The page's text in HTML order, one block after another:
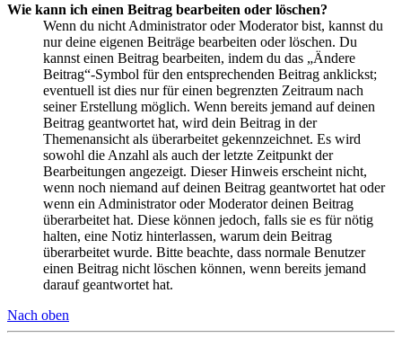
Wie kann ich einen Beitrag bearbeiten oder löschen?
Wenn du nicht Administrator oder Moderator bist, kannst du
nur deine eigenen Beiträge bearbeiten oder löschen. Du
kannst einen Beitrag bearbeiten, indem du das „Ändere
Beitrag“-Symbol für den entsprechenden Beitrag anklickst;
eventuell ist dies nur für einen begrenzten Zeitraum nach
seiner Erstellung möglich. Wenn bereits jemand auf deinen
Beitrag geantwortet hat, wird dein Beitrag in der
Themenansicht als überarbeitet gekennzeichnet. Es wird
sowohl die Anzahl als auch der letzte Zeitpunkt der
Bearbeitungen angezeigt. Dieser Hinweis erscheint nicht,
wenn noch niemand auf deinen Beitrag geantwortet hat oder
wenn ein Administrator oder Moderator deinen Beitrag
überarbeitet hat. Diese können jedoch, falls sie es für nötig
halten, eine Notiz hinterlassen, warum dein Beitrag
überarbeitet wurde. Bitte beachte, dass normale Benutzer
einen Beitrag nicht löschen können, wenn bereits jemand
darauf geantwortet hat.
Nach oben